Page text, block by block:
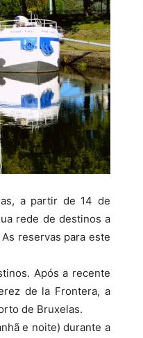
a partir de 14 de
rede de destinos a
reservas para este
Após a recente
de la Frontera, a
de Bruxelas.
e noite) durante a